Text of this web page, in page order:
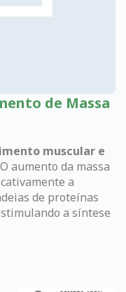
de Massa
muscular e
O aumento da massa
a
de proteínas
a síntese